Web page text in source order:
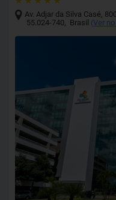
Av. Adjar da Silva Casé,
55.024-740, Brasil (Ver